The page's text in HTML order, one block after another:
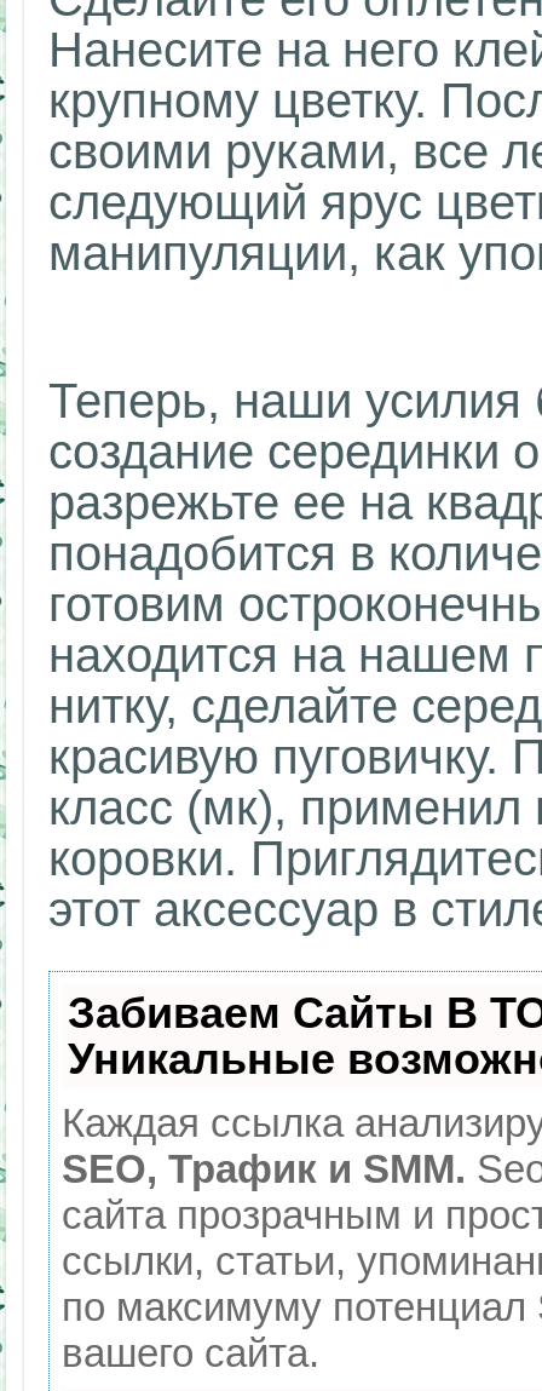
Нанесите на него
крупному цветку.
своими руками, все
следующий ярус
манипуляции, как
Теперь, наши усилия
создание серединки
разрежьте ее на
понадобится в
готовим
находится на нашем
нитку, сделайте
красивую пуговичку.
класс (мк), применил
коровки.
этот аксессуар в
Забиваем Сайты В
Уникальные
Каждая ссылка
SEO, Трафик и SMM.
сайта прозрачным и
ссылки, статьи,
по максимуму
вашего сайта.